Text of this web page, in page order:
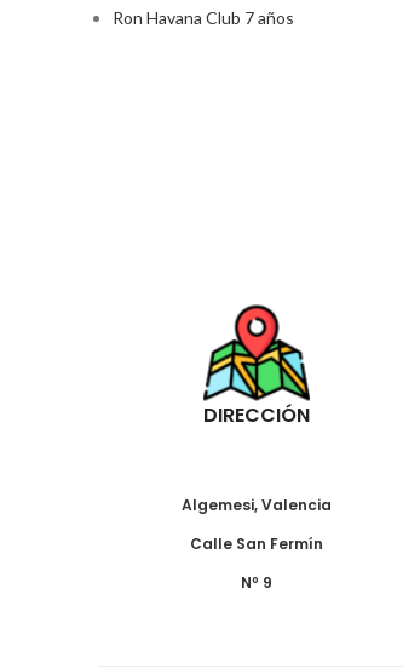
Ron Havana Club 7 años
DIRECCIÓN
Algemesi, Valencia
Calle San Fermín
Nº 9